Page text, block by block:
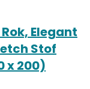
Elegant
Stof
x 200)